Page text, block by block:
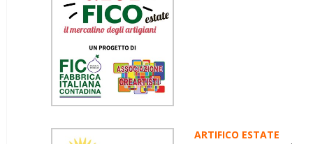
ARTIFICO ESTATE